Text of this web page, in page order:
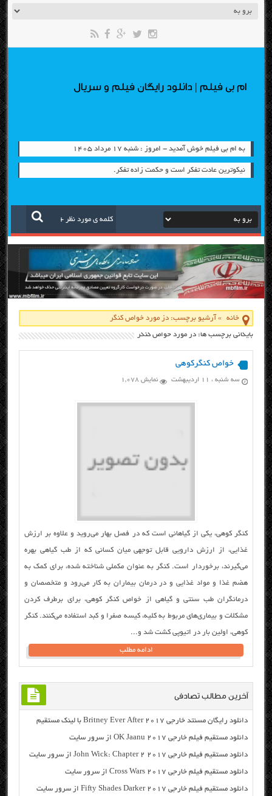
ام بی فیلم | دانلود رایگان فیلم و سریال
به ام بی فیلم خوش آمدید - امروز : شنبه ۱۷ مرداد ۱۴۰۵
نیکوترین عادت تفکر است و حکمت زاده تفکر.
خانه » آرشیو برچسب: دز مورد خواص کنگر
بایگانی برچسب ها: دز مورد خواص کنگر
خواص کنگرکوهی
سه شنبه ، ۱۱ اردیبهشت نمایش 1,078
کنگر کوهی، یکی از گیاهانی است که در فصل بهار می‌روید و علاوه بر ارزش
غذایی، از ارزش دارویی قابل توجهی میان کسانی که از طب گیاهی بهره
می‌گیرند، برخوردار است. کنگر‌ به عنوان مکملی شناخته شده، برای کمک به
هضم غذا و مواد غذایی و در درمان بیماران به کار می‌رود و متخصصان و
درمانگران طب سنتی و گیاهی از خواص کنگر کوهی، برای برطرف کردن
مشکلات و بیماری‌های مربوط به کلیه، کیسه صفرا و کبد استفاده می‌کنند. کنگر
کوهی، اولین بار در اتیوپی کشت شد و...
ادامه مطلب
آخرین مطالب تصادفی
دانلود رایگان مسنتد خارجی Britney Ever After 2017 با لینک مستقیم
دانلود مستقیم فیلم خارجی OK Jaanu 2017 از سرور سایت
دانلود مستقیم فیلم خارجی John Wick: Chapter 2 2017 از سرور سایت
دانلود مستقیم فیلم خارجی Cross Wars 2017 از سرور سایت
دانلود مستقیم فیلم خارجی Fifty Shades Darker 2017 از سرور سایت